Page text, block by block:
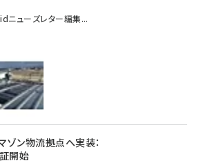
ニューズレター編集...
ゾン物流拠点へ実装：
開始